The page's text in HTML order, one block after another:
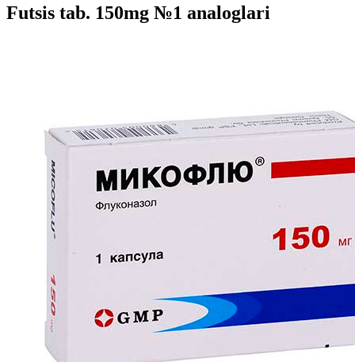
Futsis tab. 150mg №1 analoglari